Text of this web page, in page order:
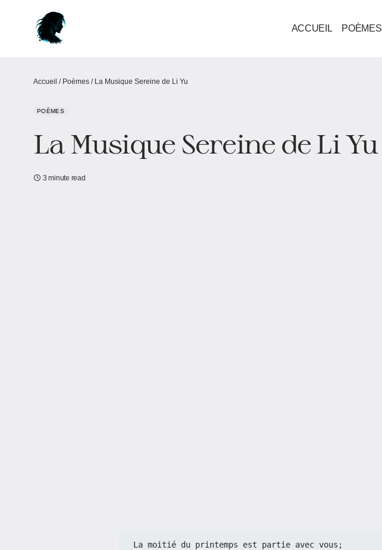
ACCUEIL POÈMES
Accueil / Poèmes / La Musique Sereine de Li Yu
POÈMES
La Musique Sereine de Li Yu
3 minute read
La moitié du printemps est partie avec vous;